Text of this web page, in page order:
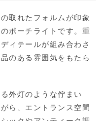
取れたフォルムが印象
ポーチライトです。重
ィテールが組み合わさ
のある雰囲気をもたら
外灯のような佇まい
ら、エントランス空間